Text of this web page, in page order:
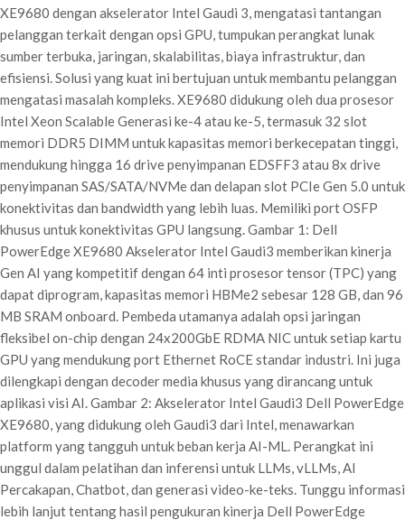
XE9680 dengan akselerator Intel Gaudi 3, mengatasi tantangan
pelanggan terkait dengan opsi GPU, tumpukan perangkat lunak
sumber terbuka, jaringan, skalabilitas, biaya infrastruktur, dan
efisiensi. Solusi yang kuat ini bertujuan untuk membantu pelanggan
mengatasi masalah kompleks. XE9680 didukung oleh dua prosesor
Intel Xeon Scalable Generasi ke-4 atau ke-5, termasuk 32 slot
memori DDR5 DIMM untuk kapasitas memori berkecepatan tinggi,
mendukung hingga 16 drive penyimpanan EDSFF3 atau 8x drive
penyimpanan SAS/SATA/NVMe dan delapan slot PCIe Gen 5.0 untuk
konektivitas dan bandwidth yang lebih luas. Memiliki port OSFP
khusus untuk konektivitas GPU langsung. Gambar 1: Dell
PowerEdge XE9680 Akselerator Intel Gaudi3 memberikan kinerja
Gen AI yang kompetitif dengan 64 inti prosesor tensor (TPC) yang
dapat diprogram, kapasitas memori HBMe2 sebesar 128 GB, dan 96
MB SRAM onboard. Pembeda utamanya adalah opsi jaringan
fleksibel on-chip dengan 24x200GbE RDMA NIC untuk setiap kartu
GPU yang mendukung port Ethernet RoCE standar industri. Ini juga
dilengkapi dengan decoder media khusus yang dirancang untuk
aplikasi visi AI. Gambar 2: Akselerator Intel Gaudi3 Dell PowerEdge
XE9680, yang didukung oleh Gaudi3 dari Intel, menawarkan
platform yang tangguh untuk beban kerja AI-ML. Perangkat ini
unggul dalam pelatihan dan inferensi untuk LLMs, vLLMs, AI
Percakapan, Chatbot, dan generasi video-ke-teks. Tunggu informasi
lebih lanjut tentang hasil pengukuran kinerja Dell PowerEdge